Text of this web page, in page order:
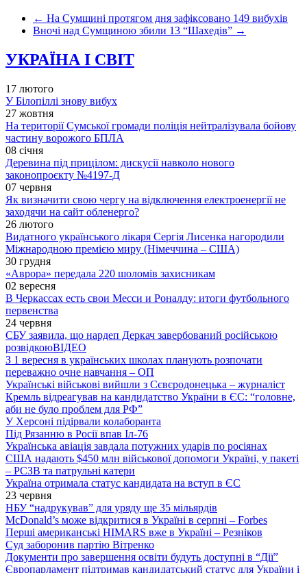
← На Сумщині протягом дня зафіксовано 149 вибухів
Вночі над Сумщиною збили 13 “Шахедів” →
УКРАЇНА І СВІТ
17 лютого
У Білопіллі знову вибух
27 жовтня
На території Сумської громади поліція нейтралізувала бойову
частину ворожого БПЛА
08 січня
Деревина під прицілом: дискусії навколо нового
законопроєкту №4197-Д
07 червня
Як визначити свою чергу на відключення електроенергії не
заходячи на сайт обленерго?
26 лютого
Видатного українського лікаря Сергія Лисенка нагородили
Міжнародною премією миру (Німеччина – США)
30 грудня
«Аврора» передала 220 шоломів захисникам
02 вересня
В Черкассах есть свои Месси и Роналду: итоги футбольного
первенства
24 червня
СБУ заявила, що нардеп Деркач завербований російською
розвідкоюВІДЕО
З 1 вересня в українських школах планують розпочати
переважно очне навчання – ОП
Українські військові вийшли з Сєвєродонецька – журналіст
Кремль відреагував на кандидатство України в ЄС: “головне,
аби не було проблем для РФ”
У Херсоні підірвали колаборанта
Під Рязанню в Росії впав Іл-76
Українська авіація завдала потужних ударів по росіянах
США надають $450 млн військової допомоги Україні, у пакеті
– РСЗВ та патрульні катери
Україна отримала статус кандидата на вступ в ЄС
23 червня
НБУ “надрукував” для уряду ще 35 мільярдів
McDonald’s може відкритися в Україні в серпні – Forbes
Перші американські HIMARS вже в Україні – Резніков
Суд заборонив партію Вітренко
Документи про завершення освіти будуть доступні в “Дії”
Європарламент підтримав кандидатський статус для України і